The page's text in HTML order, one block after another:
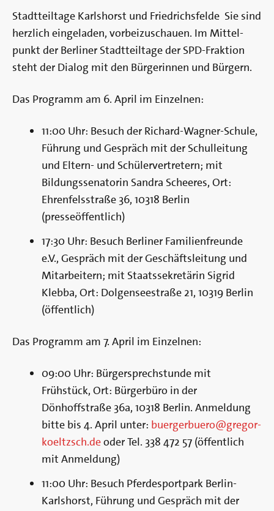
Stadtteiltage Karlshorst und Friedrichsfelde Sie sind
herz­lich ein­­­ge­­­laden, vor­­bei­­zu­­schauen. Im Mittel­­
punkt der Ber­liner Stadt­­teil­­tage der SPD-Frak­­­ti­­on
steht der Di­a­­log mit den Bür­ge­­rinnen und Bür­gern.
Das Programm am 6. April im Einzelnen:
11:00 Uhr: Besuch der Richard-Wagner-Schule,
Führung und Gespräch mit der Schulleitung
und Eltern- und Schülervertretern; mit
Bildungssenatorin Sandra Scheeres, Ort:
Ehrenfelsstraße 36, 10318 Berlin
(presseöffentlich)
17:30 Uhr: Besuch Berliner Familienfreunde
e.V., Gespräch mit der Geschäftsleitung und
Mitarbeitern; mit Staatssekretärin Sigrid
Klebba, Ort: Dolgenseestraße 21, 10319 Berlin
(öffentlich)
Das Programm am 7. April im Einzelnen:
09:00 Uhr: Bürgersprechstunde mit
Frühstück, Ort: Bürgerbüro in der
Dönhoffstraße 36a, 10318 Berlin. Anmeldung
bitte bis 4. April unter: buergerbuero@gregor-
koeltzsch.deoder Tel. 338 472 57 (öffentlich
mit Anmeldung)
11:00 Uhr: Besuch Pferdesportpark Berlin-
Karlshorst, Führung und Gespräch mit der